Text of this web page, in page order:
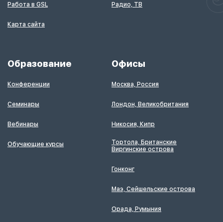
Работа в GSL
Карта сайта
Радио, ТВ
Образование
Конференции
Семинары
Вебинары
Обучающие курсы
Офисы
Москва, Россия
Лондон, Великобритания
Никосия, Кипр
Тортола, Британские
Виргинские острова
Гонконг
Маэ, Сейшельские острова
Орада, Румыния